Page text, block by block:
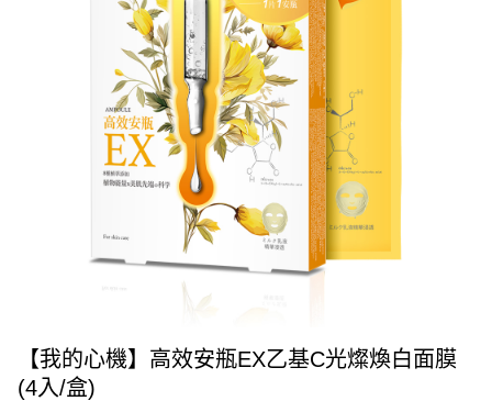
【我的心機】高效安瓶EX乙基C光燦煥白面膜
(4入/盒)